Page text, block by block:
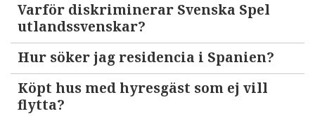
Varför diskriminerar Svenska Spel
utlandssvenskar?
Hur söker jag residencia i Spanien?
Köpt hus med hyresgäst som ej vill
flytta?